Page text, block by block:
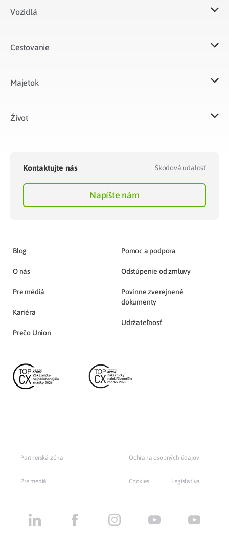
Vozidlá​
Cestovanie
Majetok​
Život​
Kontaktujte nás Škodová udalosť
Napíšte nám
Blog
O nás
Pre médiá
Kariéra
Prečo Union
Pomoc a podpora
Odstúpenie od zmluvy
Povinne zverejnené
dokumenty
Udržateľnosť
Partnerská zóna
Pre médiá
Ochrana osobných údajov
Cookies Legislatíva